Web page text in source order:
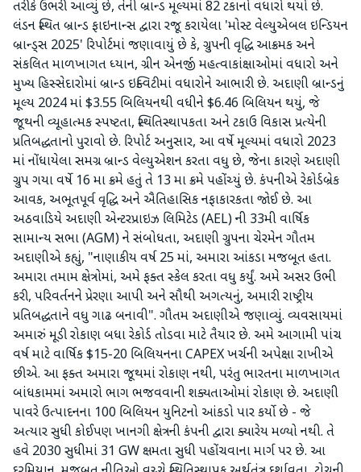
તરીકે ઉભરી આવ્યું છે, તેની બ્રાન્ડ મૂલ્યમાં 82 ટકાનો વધારો થયો છે.
લંડન સ્થિત બ્રાન્ડ ફાઇનાન્સ દ્વારા રજૂ કરાયેલા 'મોસ્ટ વેલ્યુએબલ ઇન્ડિયન
બ્રાન્ડ્સ 2025' રિપોર્ટમાં જણાવાયું છે કે, ગ્રુપની વૃદ્ધિ આક્રમક અને
સંકલિત માળખાગત ધ્યાન, ગ્રીન એનર્જી મહત્વાકાંક્ષાઓમાં વધારો અને
મુખ્ય હિસ્સેદારોમાં બ્રાન્ડ ઇક્વિટીમાં વધારોને આભારી છે. અદાણી બ્રાન્ડનું
મૂલ્ય 2024 માં $3.55 બિલિયનથી વધીને $6.46 બિલિયન થયું, જે
જૂથની વ્યૂહાત્મક સ્પષ્ટતા, સ્થિતિસ્થાપકતા અને ટકાઉ વિકાસ પ્રત્યેની
પ્રતિબદ્ધતાનો પુરાવો છે. રિપોર્ટ અનુસાર, આ વર્ષે મૂલ્યમાં વધારો 2023
માં નોંધાયેલા સમગ્ર બ્રાન્ડ વેલ્યુએશન કરતા વધુ છે, જેના કારણે અદાણી
ગ્રુપ ગયા વર્ષે 16 મા ક્રમે હતું તે 13 મા ક્રમે પહોંચ્યું છે. કંપનીએ રેકોર્ડબ્રેક
આવક, અભૂતપૂર્વ વૃદ્ધિ અને ઐતિહાસિક નફાકારકતા જોઈ છે. આ
અઠવાડિયે અદાણી એન્ટરપ્રાઇઝ લિમિટેડ (AEL) ની 33મી વાર્ષિક
સામાન્ય સભા (AGM) ને સંબોધતા, અદાણી ગ્રુપના ચેરમેન ગૌતમ
અદાણીએ કહ્યું, "નાણાકીય વર્ષ 25 માં, અમારા આંકડા મજબૂત હતા.
અમારા તમામ ક્ષેત્રોમાં, અમે ફક્ત સ્કેલ કરતા વધુ કર્યું. અમે અસર ઉભી
કરી, પરિવર્તનને પ્રેરણા આપી અને સૌથી અગત્યનું, અમારી રાષ્ટ્રીય
પ્રતિબદ્ધતાને વધુ ગાઢ બનાવી". ગૌતમ અદાણીએ જણાવ્યું. વ્યવસાયમાં
અમારું મૂડી રોકાણ બધા રેકોર્ડ તોડવા માટે તૈયાર છે. અમે આગામી પાંચ
વર્ષ માટે વાર્ષિક $15-20 બિલિયનના CAPEX ખર્ચની અપેક્ષા રાખીએ
છીએ. આ ફક્ત અમારા જૂથમાં રોકાણ નથી, પરંતુ ભારતના માળખાગત
બાંધકામમાં અમારો ભાગ ભજવવાની શક્યતાઓમાં રોકાણ છે. અદાણી
પાવરે ઉત્પાદનના 100 બિલિયન યુનિટનો આંકડો પાર કર્યો છે - જે
અત્યાર સુધી કોઈપણ ખાનગી ક્ષેત્રની કંપની દ્વારા ક્યારેય મળ્યો નથી. તે
હવે 2030 સુધીમાં 31 GW ક્ષમતા સુધી પહોંચવાના માર્ગ પર છે. આ